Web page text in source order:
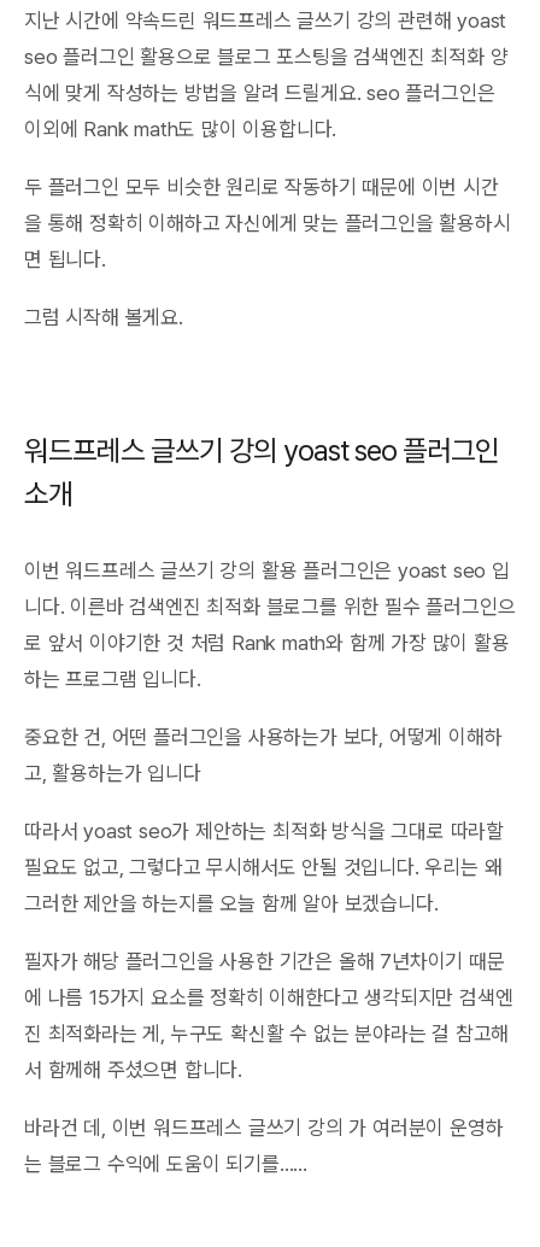
지난 시간에 약속드린 워드프레스 글쓰기 강의 관련해 yoast
seo 플러그인 활용으로 블로그 포스팅을 검색엔진 최적화 양
식에 맞게 작성하는 방법을 알려 드릴게요. seo 플러그인은
이외에 Rank math도 많이 이용합니다.
두 플러그인 모두 비슷한 원리로 작동하기 때문에 이번 시간
을 통해 정확히 이해하고 자신에게 맞는 플러그인을 활용하시
면 됩니다.
그럼 시작해 볼게요.
워드프레스 글쓰기 강의 yoast seo 플러그인
소개
이번 워드프레스 글쓰기 강의 활용 플러그인은 yoast seo 입
니다. 이른바 검색엔진 최적화 블로그를 위한 필수 플러그인으
로 앞서 이야기한 것 처럼 Rank math와 함께 가장 많이 활용
하는 프로그램 입니다.
중요한 건, 어떤 플러그인을 사용하는가 보다, 어떻게 이해하
고, 활용하는가 입니다
따라서yoast seo가 제안하는 최적화 방식을 그대로 따라할
필요도 없고, 그렇다고 무시해서도 안될 것입니다. 우리는 왜
그러한 제안을 하는지를 오늘 함께 알아 보겠습니다.
필자가 해당 플러그인을 사용한 기간은 올해 7년차이기 때문
에 나름 15가지 요소를 정확히 이해한다고 생각되지만 검색엔
진 최적화라는 게, 누구도 확신활 수 없는 분야라는 걸 참고해
서 함께해 주셨으면 합니다.
바라건 데, 이번 워드프레스 글쓰기 강의 가 여러분이 운영하
는 블로그 수익에 도움이 되기를……